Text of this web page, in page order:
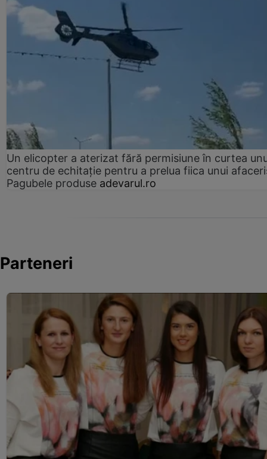
Un elicopter a aterizat fără permisiune în curtea
centru de echitație pentru a prelua fiica unui
Pagubele produse adevarul.ro
Parteneri